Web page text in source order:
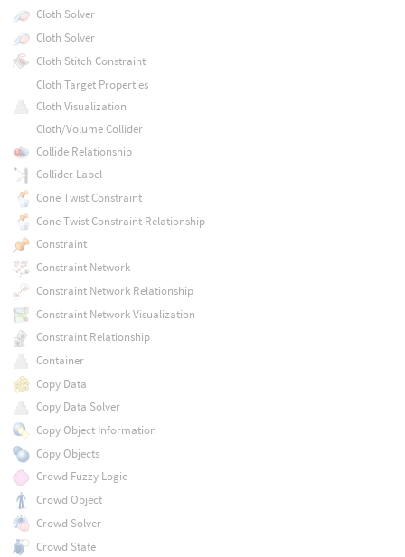
Cloth Solver
Cloth Solver
Cloth Stitch Constraint
Cloth Target Properties
Cloth Visualization
Cloth/Volume Collider
Collide Relationship
Collider Label
Cone Twist Constraint
Cone Twist Constraint Relationship
Constraint
Constraint Network
Constraint Network Relationship
Constraint Network Visualization
Constraint Relationship
Container
Copy Data
Copy Data Solver
Copy Object Information
Copy Objects
Crowd Fuzzy Logic
Crowd Object
Crowd Solver
Crowd State